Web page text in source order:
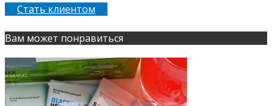
Стать клиентом
Вам может понравиться